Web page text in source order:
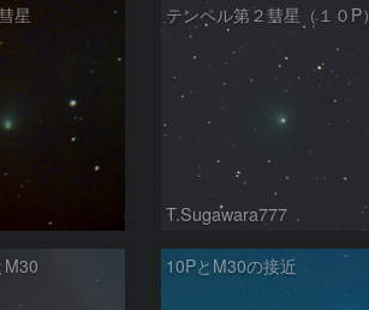
星 テンペル第２彗星（１０P）
T.Sugawara777
M30 10PとM30の接近